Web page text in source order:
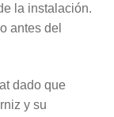
la instalación.
antes del
dado que
y su